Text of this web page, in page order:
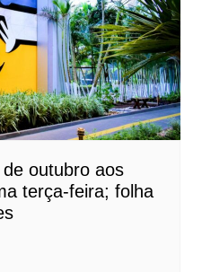
outubro aos
terça-feira; folha